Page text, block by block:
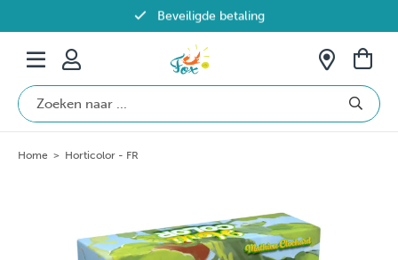
Beveiligde betaling
Gratis verzending vanaf €69 in België
Home > Horticolor - FR